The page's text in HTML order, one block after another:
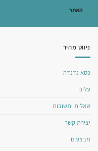
האתר
ניווט מהיר
כסא נדנדה
עלינו
שאלות ותשובות
יצירת קשר
מבצעים